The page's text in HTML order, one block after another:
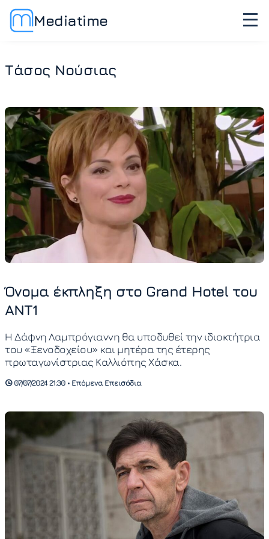
Mediatime
Τάσος Νούσιας
Όνομα έκπληξη στο Grand Hotel του
ANT1
Η Δάφνη Λαμπρόγιαννη θα υποδυθεί την ιδιοκτήτρια
του «Ξενοδοχείου» και μητέρα της έτερης
πρωταγωνίστριας Καλλιόπης Χάσκα.
07/07/2024 21:30 • Επόμενα Επεισόδια